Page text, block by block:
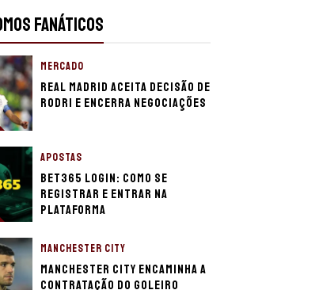
FANÁTICOS
MERCADO
Real Madrid aceita decisão de
Rodri e encerra negociações
APOSTAS
bet365 login: como se
registrar e entrar na
plataforma
MANCHESTER CITY
Manchester City encaminha a
contratação do goleiro